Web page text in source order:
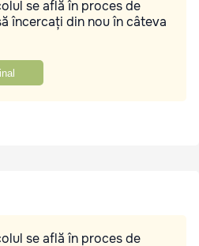
se află în proces de
încercați din nou în câteva
se află în proces de